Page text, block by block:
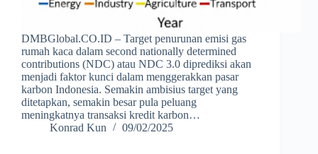
DMBGlobal.CO.ID – Target penurunan emisi gas
rumah kaca dalam second nationally determined
contributions (NDC) atau NDC 3.0 diprediksi akan
menjadi faktor kunci dalam menggerakkan pasar
karbon Indonesia. Semakin ambisius target yang
ditetapkan, semakin besar pula peluang
meningkatnya transaksi kredit karbon…
Konrad Kun
09/02/2025